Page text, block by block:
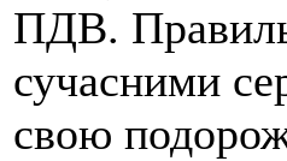
ПДВ.
сучасними
свою